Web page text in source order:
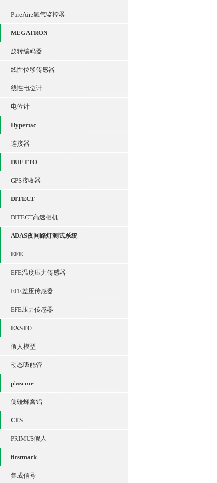
PureAire氧气监控器
MEGATRON
旋转编码器
线性位移传感器
线性电位计
电位计
Hypertac
连接器
DUETTO
GPS接收器
DITECT
DITECT高速相机
ADAS夜间路灯测试系统
EFE
EFE温度压力传感器
EFE差压传感器
EFE压力传感器
EXSTO
假人模型
动态吸能管
plascore
侧碰蜂窝铝
CTS
PRIMUS假人
firstmark
集成信号